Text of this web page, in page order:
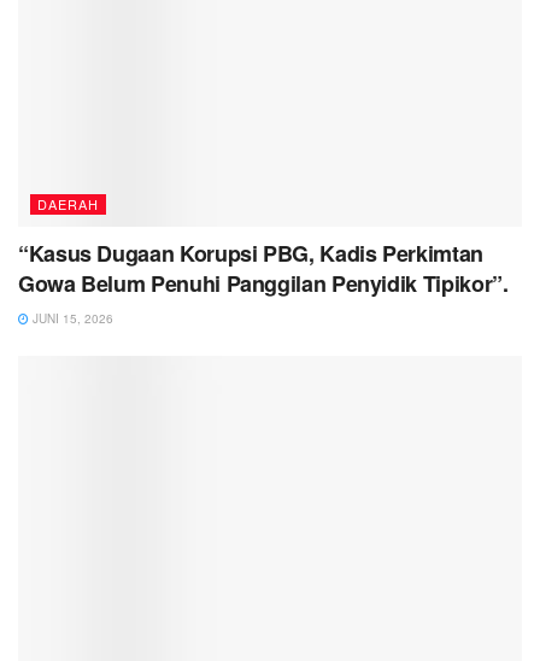
DAERAH
“Kasus Dugaan Korupsi PBG, Kadis Perkimtan
Gowa Belum Penuhi Panggilan Penyidik Tipikor”.
JUNI 15, 2026